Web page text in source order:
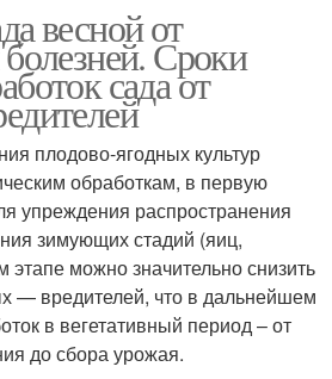
весной от
Сроки
сада от
плодово-ягодных культур
обработкам, в первую
упреждения распространения
зимующих стадий (яиц,
этапе можно значительно снизить
— вредителей, что в дальнейшем
в вегетативный период – от
до сбора урожая.